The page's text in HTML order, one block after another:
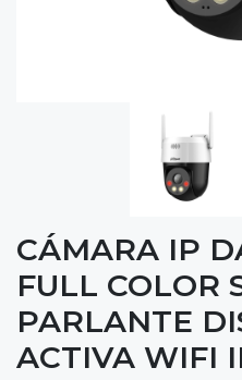
CÁMARA IP
FULL COLOR
PARLANTE
ACTIVA WIFI